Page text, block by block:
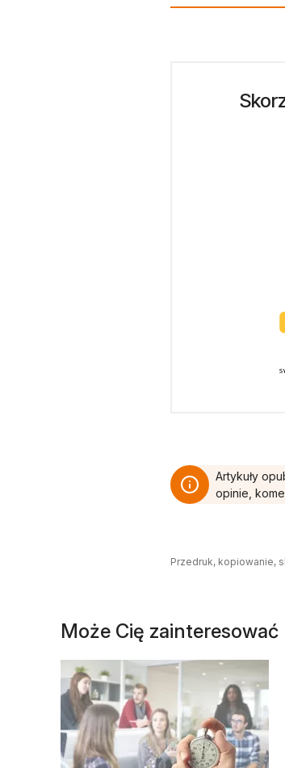
Artykuły
opinie,
Przedruk, kopiowanie,
Może Cię zainteresować